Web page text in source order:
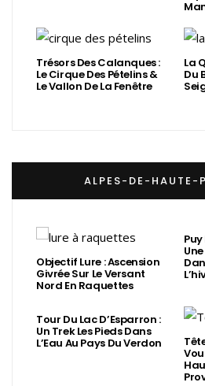
Trésors Des Calanques :
Le Cirque Des Pételins &
Le Vallon De La Fenêtre
La
Du
ALPES-DE-HAUTE-
Objectif Lure : Ascension
Givrée Sur Le Versant
Nord En Raquettes
Tour Du Lac D’Esparron :
Un Trek Les Pieds Dans
L’Eau Au Pays Du Verdon